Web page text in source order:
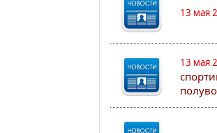
13 мая
13 мая